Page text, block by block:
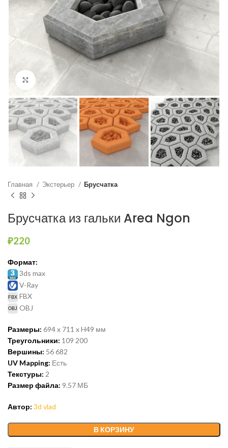
Нажмите, чтобы увеличить
Главная Экстерьер Брусчатка
Брусчатка из гальки Area Ngon
₽220
Формат:
3ds max
V-Ray
FBX
OBJ
Размеры: 694 x 711 x H49 мм
Треугольники: 109 200
Вершины: 56 682
UV Mapping: Есть
Текстуры: 2
Размер файла: 9.57 МБ
Автор: 3d vlad
В КОРЗИНУ